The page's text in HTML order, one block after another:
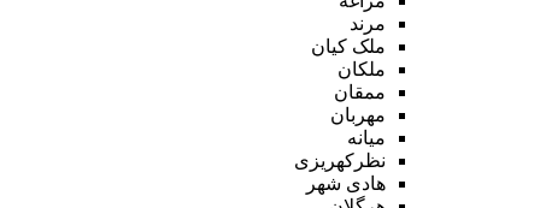
مرند
ملک کیان
ملکان
ممقان
مهربان
میانه
نظرکهریزی
هادی شهر